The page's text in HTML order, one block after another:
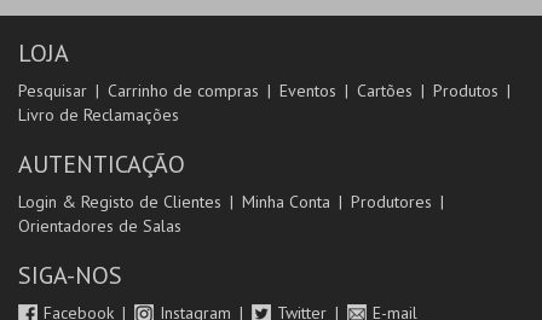
LOJA
Pesquisar Carrinho de compras Eventos Cartões
Produtos
Livro de Reclamações
AUTENTICAÇÃO
Login & Registo de Clientes Minha Conta
Produtores
Orientadores de Salas
SIGA-NOS
Facebook Instagram Twitter E-mail